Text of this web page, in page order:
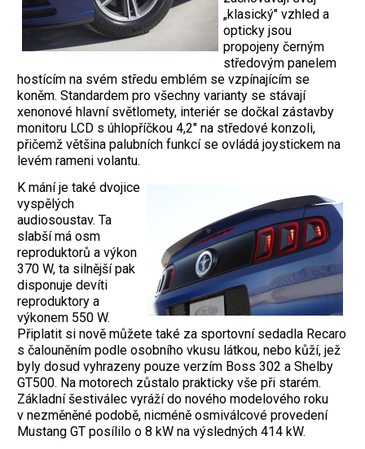
„klasický" vzhled a
opticky jsou
propojeny černým
středovým panelem
hostícím na svém středu emblém se vzpínajícím se
koněm. Standardem pro všechny varianty se stávají
xenonové hlavní světlomety, interiér se dočkal zástavby
monitoru LCD s úhlopříčkou 4,2" na středové konzoli,
přičemž většina palubních funkcí se ovládá joystickem na
levém rameni volantu.
K mání je také dvojice
vyspělých
audiosoustav. Ta
slabší má osm
reproduktorů a výkon
370 W, ta silnější pak
disponuje devíti
reproduktory a
výkonem 550 W.
Připlatit si nově můžete také za sportovní sedadla Recaro
s čalouněním podle osobního vkusu látkou, nebo kůží, jež
byly dosud vyhrazeny pouze verzím Boss 302 a Shelby
GT500. Na motorech zůstalo prakticky vše při starém.
Základní šestiválec vyráží do nového modelového roku
v nezměněné podobě, nicméně osmiválcové provedení
Mustang GT posílilo o 8 kW na výsledných 414 kW.